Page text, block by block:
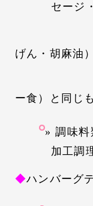
セージ
豚肉と根
げん・胡麻油
に使用し
ー食）と同じ
調味
加工調
◆ハンバーグ